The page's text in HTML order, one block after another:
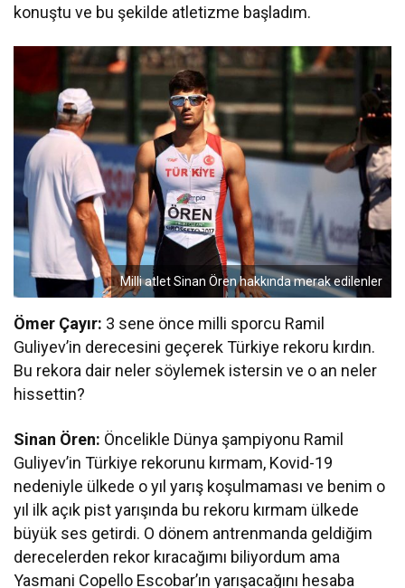
konuştu ve bu şekilde atletizme başladım.
Milli atlet Sinan Ören hakkında merak edilenler
Ömer Çayır: 3 sene önce milli sporcu Ramil
Guliyev’in derecesini geçerek Türkiye rekoru kırdın.
Bu rekora dair neler söylemek istersin ve o an neler
hissettin?
Sinan Ören: Öncelikle Dünya şampiyonu Ramil
Guliyev’in Türkiye rekorunu kırmam, Kovid-19
nedeniyle ülkede o yıl yarış koşulmaması ve benim o
yıl ilk açık pist yarışında bu rekoru kırmam ülkede
büyük ses getirdi. O dönem antrenmanda geldiğim
derecelerden rekor kıracağımı biliyordum ama
Yasmani Copello Escobar’ın yarışacağını hesaba